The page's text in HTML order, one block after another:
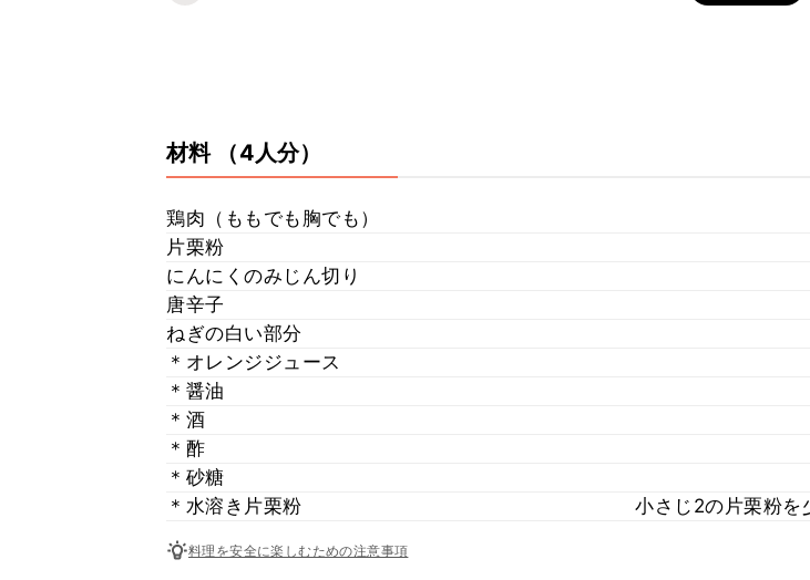
材料 （4人分）
鶏肉（ももでも胸でも）
片栗粉
にんにくのみじん切り
唐辛子
ねぎの白い部分
＊オレンジジュース
＊醤油
＊酒
＊酢
＊砂糖
＊水溶き片栗粉
小さじ2の片栗粉を
料理を安全に楽しむための注意事項